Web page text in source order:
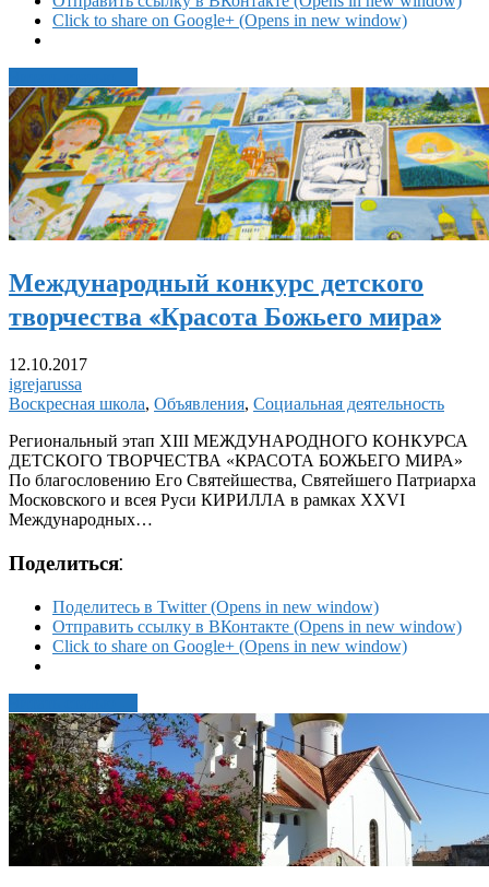
Click to share on Google+ (Opens in new window)
Международный конкурс детского
творчества «Красота Божьего мира»
12.10.2017
igrejarussa
Воскресная школа, Объявления, Социальная деятельность
Региональный этап ХIII МЕЖДУНАРОДНОГО КОНКУРСА
ДЕТСКОГО ТВОРЧЕСТВА «КРАСОТА БОЖЬЕГО МИРА»
По благословению Его Святейшества, Святейшего Патриарха
Московского и всея Руси КИРИЛЛА в рамках XXVI
Международных…
Поделиться:
Поделитесь в Twitter (Opens in new window)
Отправить ссылку в ВКонтакте (Opens in new window)
Click to share on Google+ (Opens in new window)